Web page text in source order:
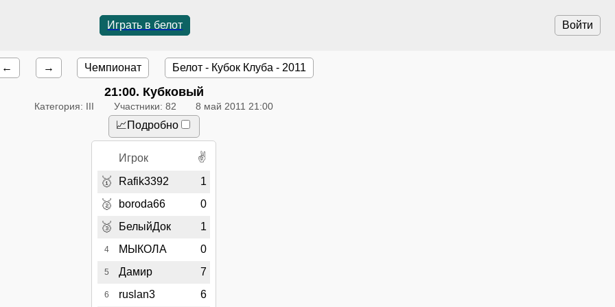
Войти
Играть в белот
← → Чемпионат Белот - Кубок Клуба - 2011
21:00. Кубковый
Категория: III Участники: 82 8 май 2011 21:00
📈Подробно
Игрок ✌
🥇 Rafik3392 1
🥈 boroda66 0
🥉 БелыйДок 1
4 МЫКОЛА 0
5 Дамир 7
6 ruslan3 6